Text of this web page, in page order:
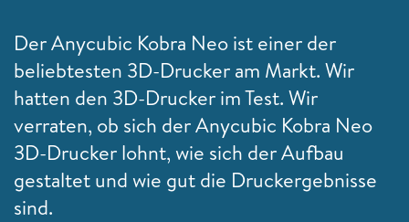
Der Anycubic Kobra Neo ist einer der
beliebtesten 3D-Drucker am Markt. Wir
hatten den 3D-Drucker im Test. Wir
verraten, ob sich der Anycubic Kobra Neo
3D-Drucker lohnt, wie sich der Aufbau
gestaltet und wie gut die Druckergebnisse
sind.